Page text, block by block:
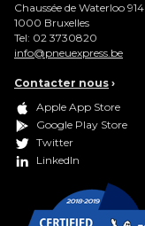
Chaussée de Waterloo 914
1000 Bruxelles
Tel: 02 3730820
info@pneuexpress.be
Contacter nous ›
Apple App Store
Google Play Store
Twitter
LinkedIn